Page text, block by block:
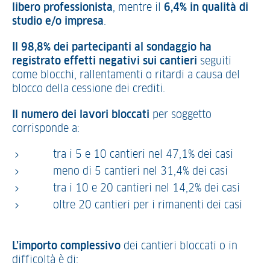
libero professionista, mentre il 6,4% in qualità di
studio e/o impresa.
Il 98,8% dei partecipanti al sondaggio ha
registrato effetti negativi sui cantieri seguiti
come blocchi, rallentamenti o ritardi a causa del
blocco della cessione dei crediti.
Il numero dei lavori bloccati per soggetto
corrisponde a:
tra i 5 e 10 cantieri nel 47,1% dei casi
meno di 5 cantieri nel 31,4% dei casi
tra i 10 e 20 cantieri nel 14,2% dei casi
oltre 20 cantieri per i rimanenti dei casi
L’importo complessivo dei cantieri bloccati o in
difficoltà è di: